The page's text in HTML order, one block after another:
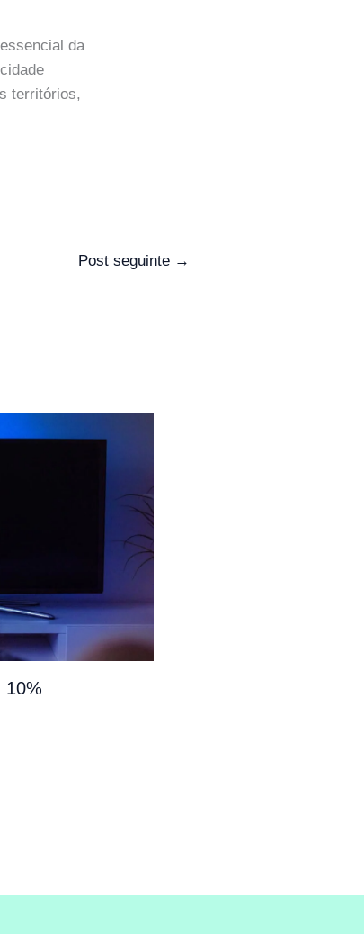
da
territórios,
Post seguinte →
10%